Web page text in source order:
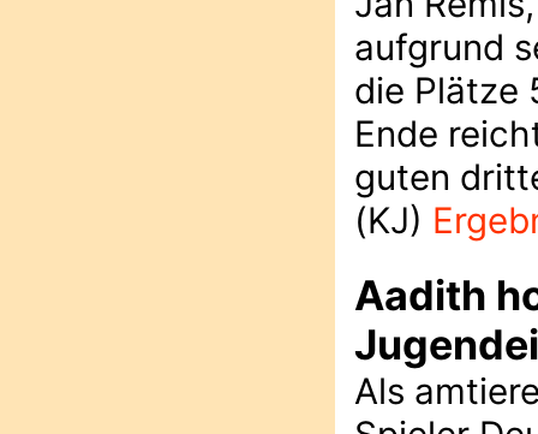
aufgrund
die Plätze
Ende
guten
(KJ)
Aadith
Als